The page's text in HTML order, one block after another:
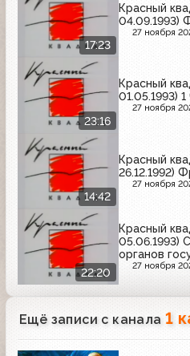
17:23
Красный
04.09.1993)
27 ноября
23:16
Красный
01.05.1993) 1
27 ноября
14:42
Красный
26.12.1992)
27 ноября
22:20
Красный
05.06.1993)
органов
местного
27 ноября
Ещё записи с канала 1